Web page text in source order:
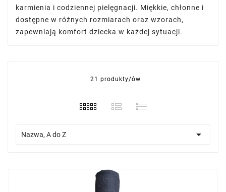
karmienia i codziennej pielęgnacji. Miękkie, chłonne i
dostępne w różnych rozmiarach oraz wzorach,
zapewniają komfort dziecka w każdej sytuacji.
21 produkty/ów
Nazwa, A do Z 